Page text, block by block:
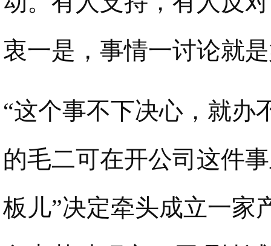
衷一是，事情一讨论就
“这个事不下决心，就办
的毛二可在开公司这件
板儿”决定牵头成立一